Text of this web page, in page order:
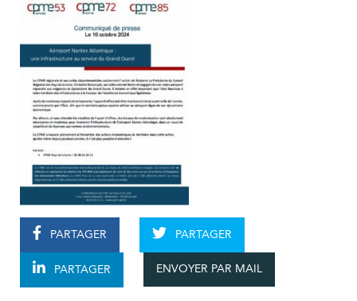
PARTAGER PARTAGER
PARTAGER ENVOYER PAR MAIL